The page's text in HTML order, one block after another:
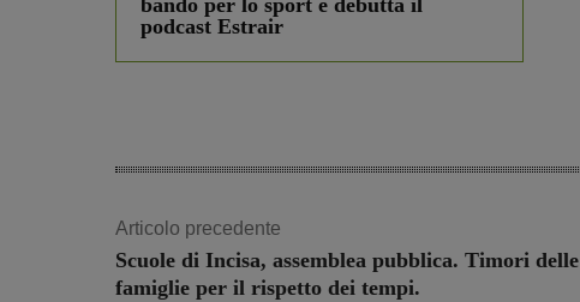
bando per lo sport e debutta il
podcast Estrair
Articolo precedente
Scuole di Incisa, assemblea pubblica. Timori delle
famiglie per il rispetto dei tempi.